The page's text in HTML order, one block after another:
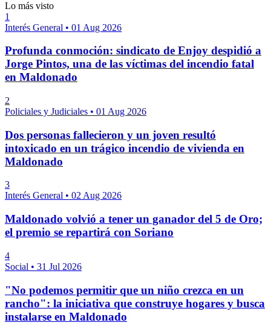
Lo más visto
1
Interés General • 01 Aug 2026
Profunda conmoción: sindicato de Enjoy despidió a
Jorge Pintos, una de las víctimas del incendio fatal
en Maldonado
2
Policiales y Judiciales • 01 Aug 2026
Dos personas fallecieron y un joven resultó
intoxicado en un trágico incendio de vivienda en
Maldonado
3
Interés General • 02 Aug 2026
Maldonado volvió a tener un ganador del 5 de Oro;
el premio se repartirá con Soriano
4
Social • 31 Jul 2026
"No podemos permitir que un niño crezca en un
rancho": la iniciativa que construye hogares y busca
instalarse en Maldonado